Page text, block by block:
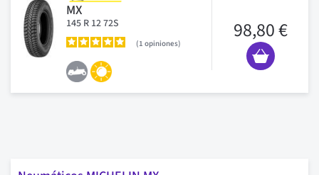
MX
145 R 12 72S
1 opiniones
98,80 €